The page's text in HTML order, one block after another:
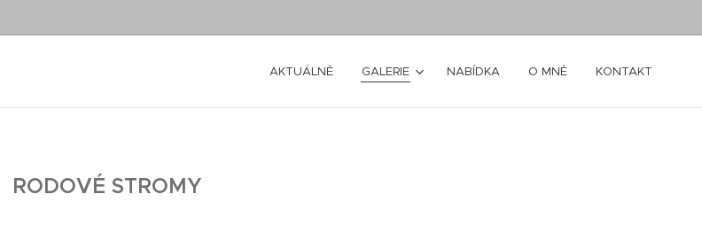
AKTUÁLNĚ GALERIE NABÍDKA O MNĚ KONTAKT
RODOVÉ STROMY